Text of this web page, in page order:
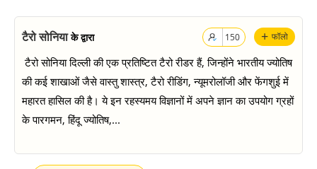
+ फॉलो
150
टैरो सोनियाके द्वारा
टैरो सोनिया दिल्ली की एक प्रतिष्टित टैरो रीडर हैं, जिन्होंने भारतीय ज्योतिष
की कई शाखाओं जैसे वास्तु शास्त्र, टैरो रीडिंग, न्यूमरोलॉजी और फेंगशुई में
महारत हासिल की है। ये इन रहस्यमय विज्ञानों में अपने ज्ञान का उपयोग ग्रहों
के पारगमन, हिंदू ज्योतिष,...